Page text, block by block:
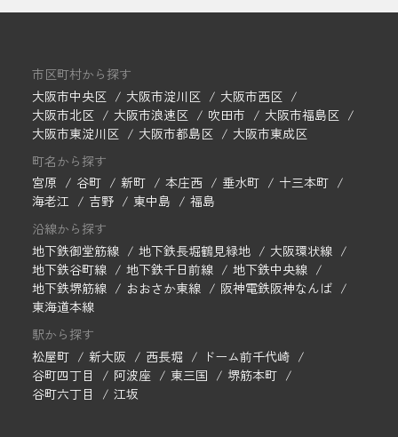
市区町村から探す
大阪市中央区
大阪市淀川区
大阪市西区
大阪市北区
大阪市浪速区 吹田市
大阪市福島区
大阪市東淀川区
大阪市都島区
大阪市東成区
町名から探す
宮原
谷町 新町 本庄西 垂水町
十三本町
海老江
吉野 東中島
福島
沿線から探す
地下鉄御堂筋線
地下鉄長堀鶴見緑地
大阪環状線
地下鉄谷町線
地下鉄千日前線
地下鉄中央線
地下鉄堺筋線
おおさか東線
阪神電鉄阪神なんば
東海道本線
駅から探す
松屋町
新大阪 西長堀
ドーム前千代崎
谷町四丁目
阿波座 東三国
堺筋本町
谷町六丁目
江坂